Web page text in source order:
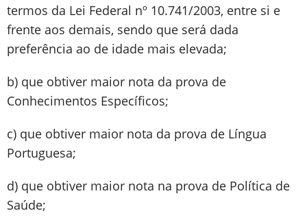
termos da Lei Federal nº 10.741/2003, entre si e
frente aos demais, sendo que será dada
preferência ao de idade mais elevada;
b) que obtiver maior nota da prova de
Conhecimentos Específicos;
c) que obtiver maior nota da prova de Língua
Portuguesa;
d) que obtiver maior nota na prova de Política de
Saúde;